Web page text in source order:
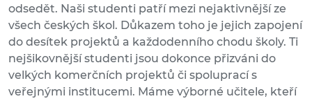
odsedět. Naši studenti patří mezi nejaktivnější ze
všech českých škol. Důkazem toho je jejich zapojení
do desítek projektů a každodenního chodu školy. Ti
nejšikovnější studenti jsou dokonce přizváni do
velkých komerčních projektů či spoluprací s
veřejnými institucemi. Máme výborné učitele, kteří